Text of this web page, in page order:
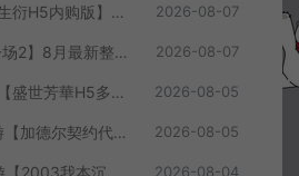
三网H5游戏【九州长生衍H5内购版】8月最新整理Linux手工服务端+管理后台+GM授权后台+简易安卓客户端+详细搭建教程+视频教程 2026-08-07
MT3换皮MH【大梦一场2】8月最新整理Linux手工服务端+源码+管理后台+安卓苹果双端+详细搭建教程+视频教程 2026-08-07
三网H5宫斗养成游戏【盛世芳華H5多区跨服代金券内购优化版】8月最新整理Linux手工服务端+CDK授权后台+全资源安卓+详细搭建教程+视频教程 2026-08-05
AFK卡牌即时对战手游【加德尔契约代金券内购修复版】8月最新整理Linux手工服务端+前后端全套源码+CDK授权后台+安卓苹果双端+详细搭建教程+视频教程 2026-08-05
2026-08-04